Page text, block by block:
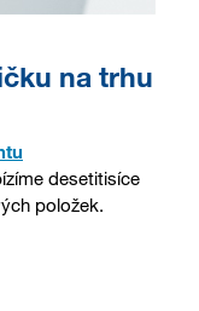
na trhu
desetitisíce
položek.